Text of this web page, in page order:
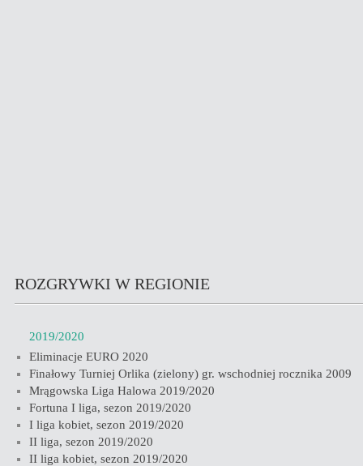
ROZGRYWKI W REGIONIE
2019/2020
Eliminacje EURO 2020
Finałowy Turniej Orlika (zielony) gr. wschodniej rocznika 2009
Mrągowska Liga Halowa 2019/2020
Fortuna I liga, sezon 2019/2020
I liga kobiet, sezon 2019/2020
II liga, sezon 2019/2020
II liga kobiet, sezon 2019/2020